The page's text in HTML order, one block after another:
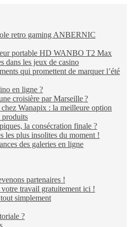
retro gaming ANBERNIC
portable HD WANBO T2 Max
dans les jeux de casino
qui promettent de marquer l’été
en ligne ?
croisière par Marseille ?
Wanapix : la meilleure option
produits
la consécration finale ?
les plus insolites du moment !
des galeries en ligne
partenaires !
travail gratuitement ici !
simplement
?